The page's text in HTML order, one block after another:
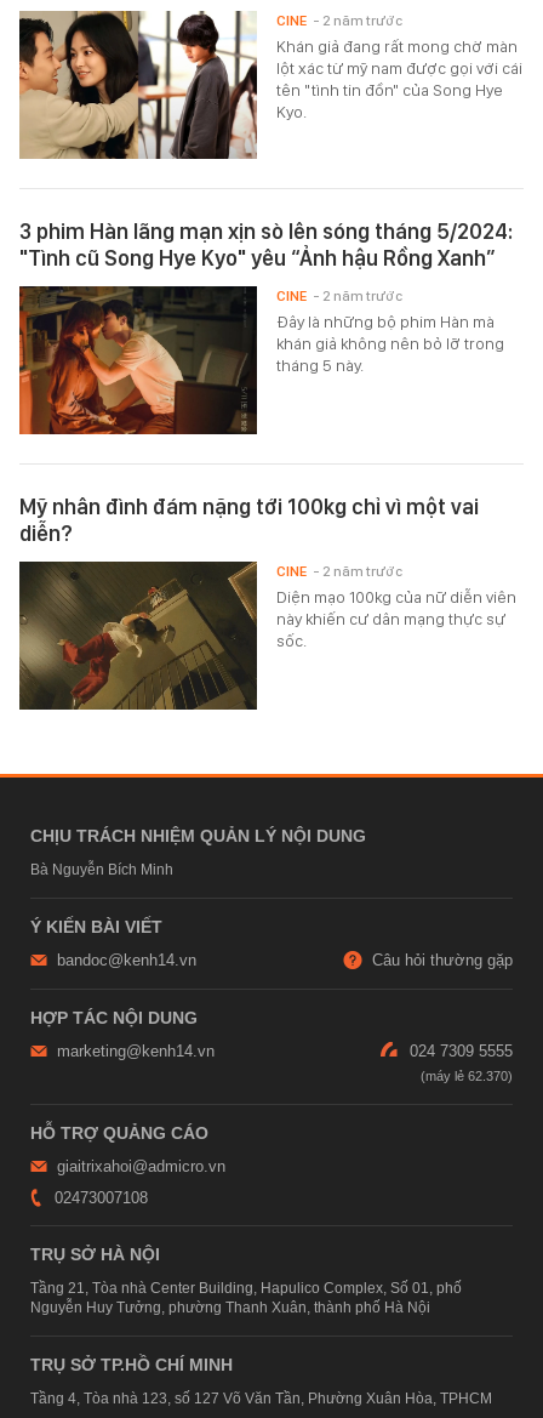
Khán giả đang rất mong chờ màn
lột xác từ mỹ nam được gọi với cái
tên "tình tin đồn" của Song Hye
Kyo.
CINE - 2 năm trước
3 phim Hàn lãng mạn xịn sò lên sóng tháng 5/2024:
"Tình cũ Song Hye Kyo" yêu “Ảnh hậu Rồng Xanh”
Đây là những bộ phim Hàn mà
khán giả không nên bỏ lỡ trong
tháng 5 này.
CINE - 2 năm trước
Mỹ nhân đình đám nặng tới 100kg chỉ vì một vai
diễn?
Diện mạo 100kg của nữ diễn viên
này khiến cư dân mạng thực sự
sốc.
CINE - 2 năm trước
CHỊU TRÁCH NHIỆM QUẢN LÝ NỘI DUNG
Bà Nguyễn Bích Minh
Ý KIẾN BÀI VIẾT
bandoc@kenh14.vn Câu hỏi thường gặp
HỢP TÁC NỘI DUNG
marketing@kenh14.vn 024 7309 5555
HỖ TRỢ QUẢNG CÁO
giaitrixahoi@admicro.vn
02473007108
TRỤ SỞ HÀ NỘI
Tầng 21, Tòa nhà Center Building, Hapulico Complex, Số 01, phố
Nguyễn Huy Tưởng, phường Thanh Xuân, thành phố Hà Nội
TRỤ SỞ TP.HỒ CHÍ MINH
Tầng 4, Tòa nhà 123, số 127 Võ Văn Tần, Phường Xuân Hòa, TPHCM